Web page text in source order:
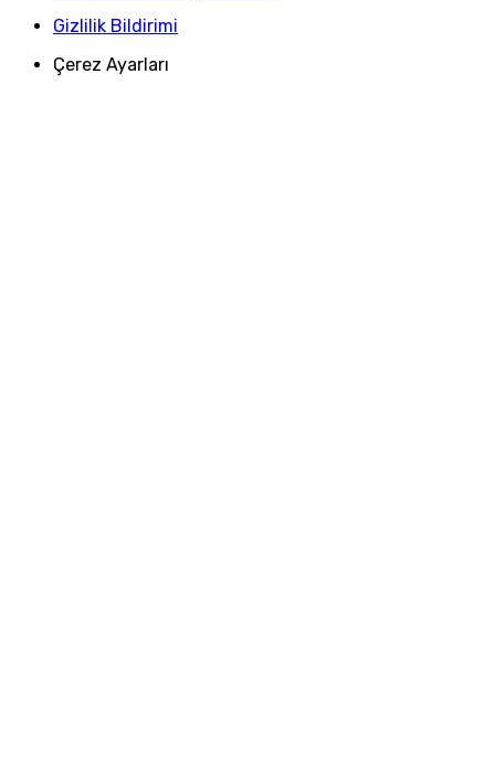
Gizlilik Bildirimi
Çerez Ayarları